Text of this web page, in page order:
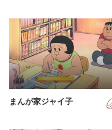
まんが家ジャイ子